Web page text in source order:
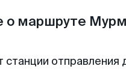
о маршруте
станции отправления